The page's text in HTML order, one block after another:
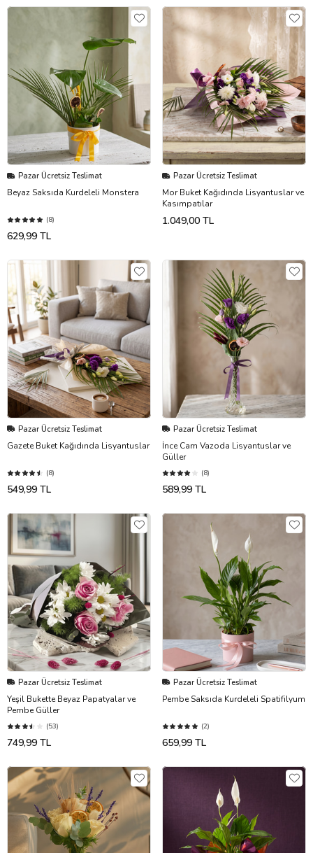
Pazar Ücretsiz Teslimat
Beyaz Saksıda Kurdeleli Monstera
(8)
629,99 TL
Pazar Ücretsiz Teslimat
Mor Buket Kağıdında Lisyantuslar ve
Kasımpatılar
1.049,00 TL
Pazar Ücretsiz Teslimat
Gazete Buket Kağıdında Lisyantuslar
(8)
549,99 TL
Pazar Ücretsiz Teslimat
İnce Cam Vazoda Lisyantuslar ve
Güller
(8)
589,99 TL
Pazar Ücretsiz Teslimat
Yeşil Bukette Beyaz Papatyalar ve
Pembe Güller
(53)
749,99 TL
Pazar Ücretsiz Teslimat
Pembe Saksıda Kurdeleli Spatifilyum
(2)
659,99 TL